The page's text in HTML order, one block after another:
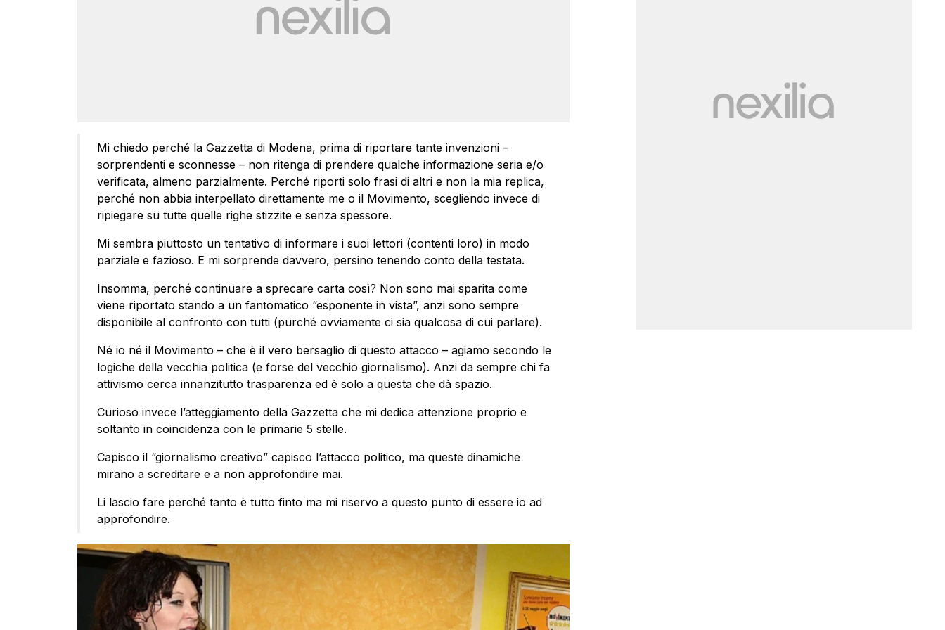
Mi chiedo perché la Gazzetta di Modena, prima di riportare tante invenzioni –
sorprendenti e sconnesse – non ritenga di prendere qualche informazione seria e/o
verificata, almeno parzialmente. Perché riporti solo frasi di altri e non la mia replica,
perché non abbia interpellato direttamente me o il Movimento, scegliendo invece di
ripiegare su tutte quelle righe stizzite e senza spessore.
Mi sembra piuttosto un tentativo di informare i suoi lettori (contenti loro) in modo
parziale e fazioso. E mi sorprende davvero, persino tenendo conto della testata.
Insomma, perché continuare a sprecare carta così? Non sono mai sparita come
viene riportato stando a un fantomatico “esponente in vista”, anzi sono sempre
disponibile al confronto con tutti (purché ovviamente ci sia qualcosa di cui parlare).
Né io né il Movimento – che è il vero bersaglio di questo attacco – agiamo secondo le
logiche della vecchia politica (e forse del vecchio giornalismo). Anzi da sempre chi fa
attivismo cerca innanzitutto trasparenza ed è solo a questa che dà spazio.
Curioso invece l’atteggiamento della Gazzetta che mi dedica attenzione proprio e
soltanto in coincidenza con le primarie 5 stelle.
Capisco il “giornalismo creativo” capisco l’attacco politico, ma queste dinamiche
mirano a screditare e a non approfondire mai.
Li lascio fare perché tanto è tutto finto ma mi riservo a questo punto di essere io ad
approfondire.